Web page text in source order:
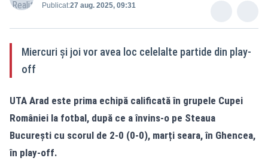
Publicat:27 aug. 2025, 09:31
Miercuri și joi vor avea loc celelalte partide din play-
off
UTA Arad este prima echipă calificată în grupele Cupei
României la fotbal, după ce a învins-o pe Steaua
București cu scorul de 2-0 (0-0), marți seara, în Ghencea,
în play-off.